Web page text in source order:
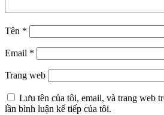
Tên *
Email *
Trang web
Lưu tên của tôi, email, và trang web
lần bình luận kế tiếp của tôi.